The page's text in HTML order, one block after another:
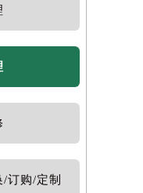
订购/定制